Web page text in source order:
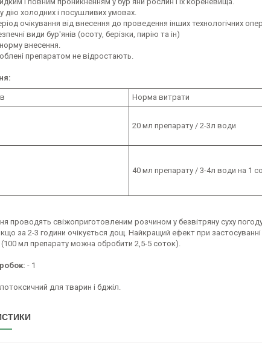
дію холодних і посушливих умовах.
очікування від внесення до проведення інших технологічних
види бур'янів (осоту, берізки, пирію та ін)
внесення.
препаратом не відростають.
Норма витрати
20 мл препарату / 2-3л води
40 мл препарату / 3-4л води на 1
проводять свіжоприготовленим розчином у безвітряну суху
за 2-3 години очікується дощ. Найкращий ефект при
(100 мл препарату можна обробити 2,5-5 соток).
- 1
для тварин і бджіл.